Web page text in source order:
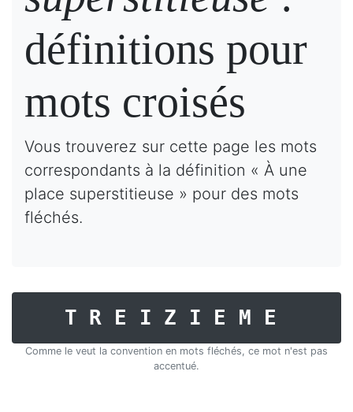
définitions pour
mots croisés
Vous trouverez sur cette page les mots
correspondants à la définition « À une
place superstitieuse » pour des mots
fléchés.
TREIZIEME
Comme le veut la convention en mots fléchés, ce mot n'est pas
accentué.